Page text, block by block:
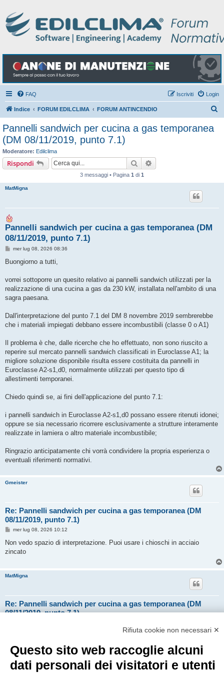
FAQ Login
Iscriviti
Indice FORUM EDILCLIMA FORUM ANTINCENDIO
Pannelli sandwich per cucina a gas temporanea
(DM 08/11/2019, punto 7.1)
Moderatore: Edilclima
Rispondi Cerca
3 messaggi • Pagina 1 di 1
MatMigna
Pannelli sandwich per cucina a gas temporanea (DM
08/11/2019, punto 7.1)
M
s
g
i
o
mer lug 08, 2026 08:36
Buongiorno a tutti,
vorrei sottoporre un quesito relativo ai pannelli sandwich utilizzati per la
realizzazione di una cucina a gas da 230 kW, installata nell'ambito di una
sagra paesana.
Dall'interpretazione del punto 7.1 del DM 8 novembre 2019 sembrerebbe
che i materiali impiegati debbano essere incombustibili (classe 0 o A1)
Il problema è che, dalle ricerche che ho effettuato, non sono riuscito a
reperire sul mercato pannelli sandwich classificati in Euroclasse A1; la
migliore soluzione disponibile risulta essere costituita da pannelli in
Euroclasse A2-s1,d0, normalmente utilizzati per questo tipo di
allestimenti temporanei.
Chiedo quindi se, ai fini dell'applicazione del punto 7.1:
i pannelli sandwich in Euroclasse A2-s1,d0 possano essere ritenuti idonei;
oppure se sia necessario ricorrere esclusivamente a strutture interamente
realizzate in lamiera o altro materiale incombustibile;
Ringrazio anticipatamente chi vorrà condividere la propria esperienza o
eventuali riferimenti normativi.
Gmeister
Re: Pannelli sandwich per cucina a gas temporanea (DM
08/11/2019, punto 7.1)
M
s
a
i
o
mer lug 08, 2026 10:12
Non vedo spazio di interpretazione. Puoi usare i chioschi in acciaio
zincato
MatMigna
Re: Pannelli sandwich per cucina a gas temporanea (DM
08/11/2019, punto 7.1)
a
g
i
o
La committenza era interessata all'acquisto di questi pannelli modulari,
ma a quanto pare non ci sono i presupposti per l'applicazione in una
cucina a gas.
Le alternative sono o box zincati oppure fissa in mattoni.
Rifiuta cookie non necessari ✕
Questo sito web raccoglie alcuni
dati personali dei visitatori e utenti